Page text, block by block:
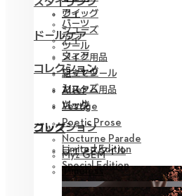
アイ
ドールケア
メイク用品
組立てツール
カスタム用品
バッグ
グッズ
ライフスタイル
パーツ
アイ
ウェア
ウィッグ
シューズ
ツール
コレクション
Limited Edition
Special Edition
ウィッグ
シューズ
ツール
コレクション
Alter
Vestige
Poetic Prose
Nocturne Parade
Myz GEM
Timeless